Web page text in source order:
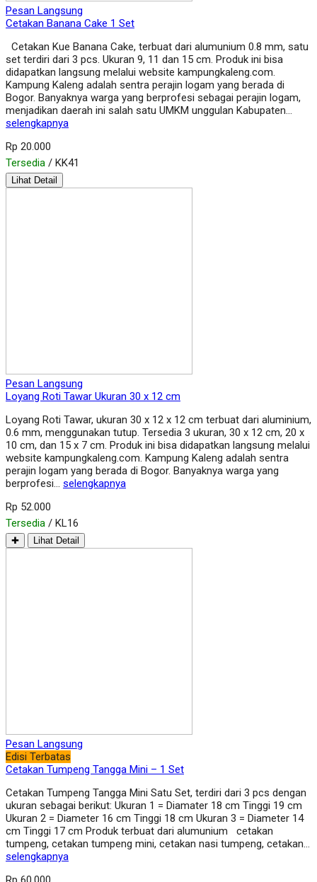
Pesan Langsung
Cetakan Banana Cake 1 Set
Cetakan Kue Banana Cake, terbuat dari alumunium 0.8 mm, satu
set terdiri dari 3 pcs. Ukuran 9, 11 dan 15 cm. Produk ini bisa
didapatkan langsung melalui website kampungkaleng.com.
Kampung Kaleng adalah sentra perajin logam yang berada di
Bogor. Banyaknya warga yang berprofesi sebagai perajin logam,
menjadikan daerah ini salah satu UMKM unggulan Kabupaten…
selengkapnya
Rp 20.000
Tersedia / KK41
Lihat Detail
Pesan Langsung
Loyang Roti Tawar Ukuran 30 x 12 cm
Loyang Roti Tawar, ukuran 30 x 12 x 12 cm terbuat dari aluminium,
0.6 mm, menggunakan tutup. Tersedia 3 ukuran, 30 x 12 cm, 20 x
10 cm, dan 15 x 7 cm. Produk ini bisa didapatkan langsung melalui
website kampungkaleng.com. Kampung Kaleng adalah sentra
perajin logam yang berada di Bogor. Banyaknya warga yang
berprofesi… selengkapnya
Rp 52.000
Tersedia / KL16
✚ Lihat Detail
Pesan Langsung
Edisi Terbatas
Cetakan Tumpeng Tangga Mini – 1 Set
Cetakan Tumpeng Tangga Mini Satu Set, terdiri dari 3 pcs dengan
ukuran sebagai berikut: Ukuran 1 = Diamater 18 cm Tinggi 19 cm
Ukuran 2 = Diameter 16 cm Tinggi 18 cm Ukuran 3 = Diameter 14
cm Tinggi 17 cm Produk terbuat dari alumunium cetakan
tumpeng, cetakan tumpeng mini, cetakan nasi tumpeng, cetakan…
selengkapnya